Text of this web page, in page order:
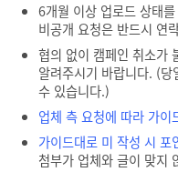
6개월 이상 업로드 상태
비공개 요청은 반드시 연
협의 없이 캠페인 취소가
알려주시기 바랍니다. (
수 있습니다.)
업체 측 요청에 따라 가
가이드대로 미 작성 시
첨부가 업체와 글이 맞지